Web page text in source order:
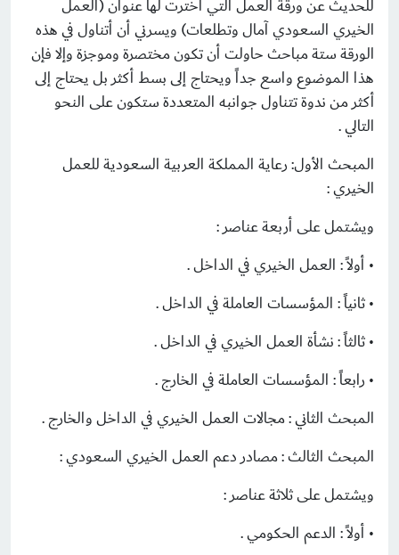
للحديث عن ورقة العمل التي اخترت لها عنوان (العمل
الخيري السعودي آمال وتطلعات) ويسرني أن أتناول في هذه
الورقة ستة مباحث حاولت أن تكون مختصرة وموجزة وإلا فإن
هذا الموضوع واسع جداً ويحتاج إلى بسط أكثر بل يحتاج إلى
أكثر من ندوة تتناول جوانبه المتعددة ستكون على النحو
التالي .
المبحث الأول: رعاية المملكة العربية السعودية للعمل
الخيري :
ويشتمل على أربعة عناصر :
• أولاً : العمل الخيري في الداخل .
• ثانياً : المؤسسات العاملة في الداخل .
• ثالثاً : نشأة العمل الخيري في الداخل .
• رابعاً : المؤسسات العاملة في الخارج .
المبحث الثاني : مجالات العمل الخيري في الداخل والخارج .
المبحث الثالث : مصادر دعم العمل الخيري السعودي :
ويشتمل على ثلاثة عناصر :
• أولاً : الدعم الحكومي .